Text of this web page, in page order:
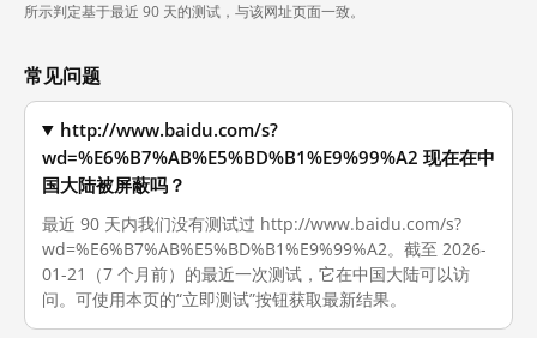
所示判定基于最近 90 天的测试，与该网址页面一致。
常见问题
http://www.baidu.com/s?
wd=%E6%B7%AB%E5%BD%B1%E9%99%A2 现在在中
国大陆被屏蔽吗？
最近 90 天内我们没有测试过 http://www.baidu.com/s?
wd=%E6%B7%AB%E5%BD%B1%E9%99%A2。截至 2026-
01-21（7 个月前）的最近一次测试，它在中国大陆可以访
问。可使用本页的“立即测试”按钮获取最新结果。